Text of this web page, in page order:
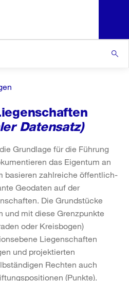
Datensatz)
Grundlage für die Führung
das Eigentum an
basieren zahlreiche öffentlich-
Geodaten auf der
Die Grundstücke
und mit diese Grenzpunkte
oder Kreisbogen)
Liegenschaften
und projektierten
Rechten auch
(Punkte).